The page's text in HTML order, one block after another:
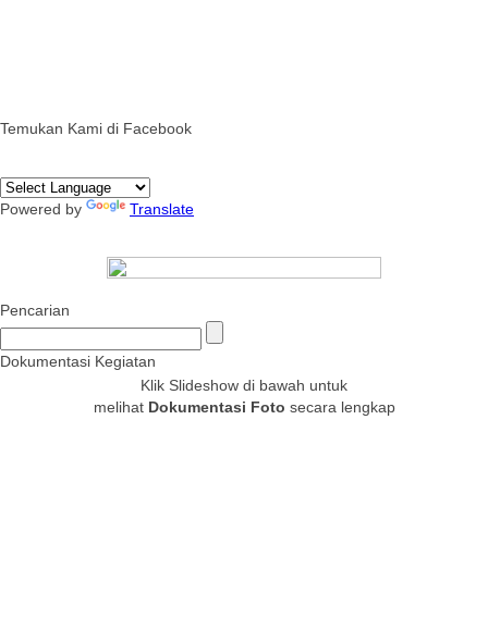
Temukan Kami di Facebook
Powered by Translate
Pencarian
Dokumentasi Kegiatan
Klik Slideshow di bawah untuk
melihat Dokumentasi Foto secara lengkap